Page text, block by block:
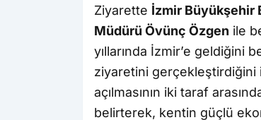
Ziyarette İzmir Büyükşehir
Müdürü Övünç Özgen ile
yıllarında İzmir’e geldiğini
ziyaretini gerçekleştirdiğini
açılmasının iki taraf
belirterek, kentin güçlü